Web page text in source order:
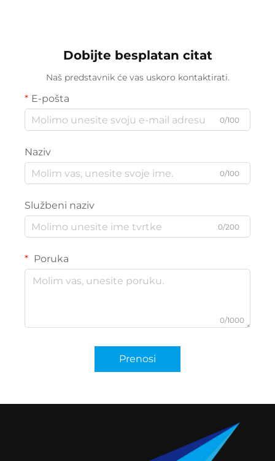
Dobijte besplatan citat
Naš predstavnik će vas uskoro kontaktirati.
E-pošta
0/100
Naziv
0/100
Službeni naziv
0/200
Poruka
0/1000
Prenosi